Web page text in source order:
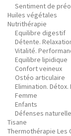
Sentiment de
Huiles végétales
Nutrithérapie
Equilibre digestif
Détente.
Vitalité.
Equilibre lipidique
Confort veineux
Ostéo articulaire
Elimination.
Femme
Enfants
Défenses
Tisane
Thermothérapie Les